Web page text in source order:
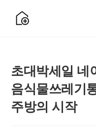
초대박세일 네
음식물쓰레기
주방의 시작